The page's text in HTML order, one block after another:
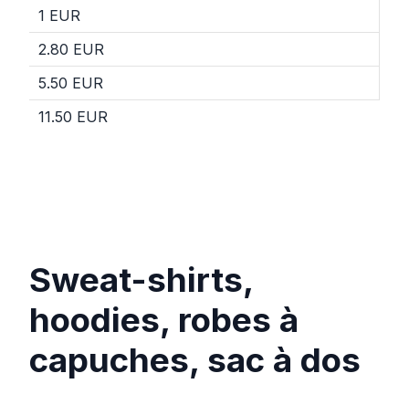
1 EUR
2.80 EUR
5.50 EUR
11.50 EUR
Sweat-shirts,
hoodies, robes à
capuches, sac à dos